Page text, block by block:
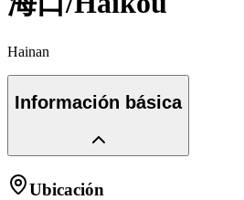
Hainan
Información básica
Ubicación